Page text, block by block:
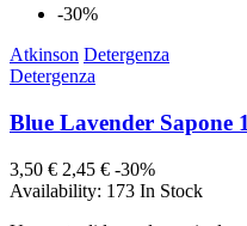
-30%
Atkinson Detergenza
Detergenza
Blue Lavender Sapone
3,50 € 2,45 € -30%
Availability: 173 In Stock